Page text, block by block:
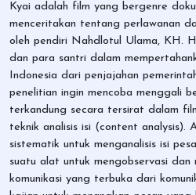
Kyai adalah film yang bergenre
menceritakan tentang perlawanan
oleh pendiri Nahdlotul Ulama, KH.
dan para santri dalam
Indonesia dari penjajahan
penelitian ingin mencoba menggali
terkandung secara tersirat dalam
teknik analisis isi (content analysis).
sistematik untuk menganalisis isi
suatu alat untuk mengobservasi dan
komunikasi yang terbuka dari